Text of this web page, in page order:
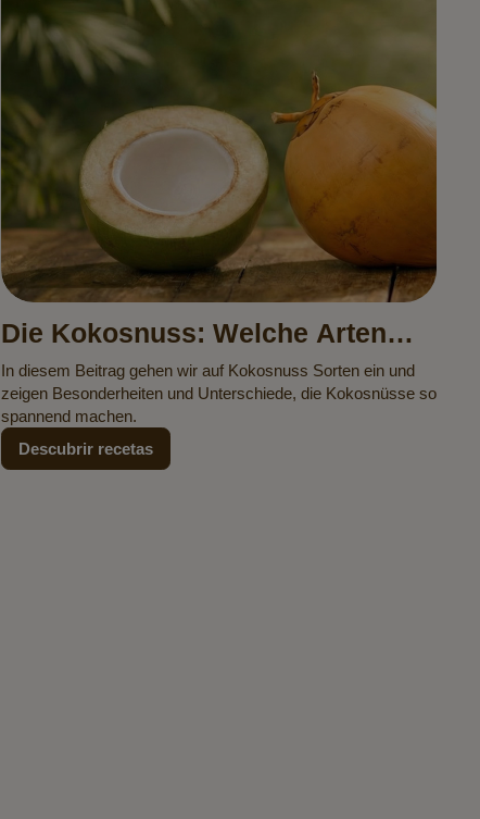
Die Kokosnuss: Welche Arten
und Sorten gibt es?
In diesem Beitrag gehen wir auf Kokosnuss Sorten ein und
zeigen Besonderheiten und Unterschiede, die Kokosnüsse so
spannend machen.
Descubrir recetas